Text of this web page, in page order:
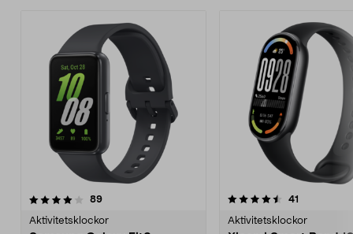
89recensioner
Aktivitetsklockor
4.5 av 5 stjärnor 41
Aktivitetsklockor
4.5 av 5 stjärnor